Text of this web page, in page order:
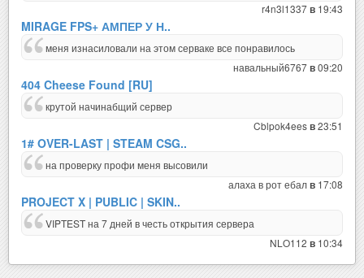
r4n3l1337в 19:43
MIRAGE FPS+ АМПЕР У Н..
меня изнасиловали на этом серваке все понравилось
навальный6767в09:20
404 Cheese Found [RU]
крутой начинабщий сервер
Cblpok4eesв23:51
1# OVER-LAST | STEAM CSG..
на проверку профи меня высовили
алаха в рот ебалв 17:08
PROJECT X | PUBLIC | SKIN..
VIPTEST на 7 дней в честь открытия сервера
NLO112 в 10:34